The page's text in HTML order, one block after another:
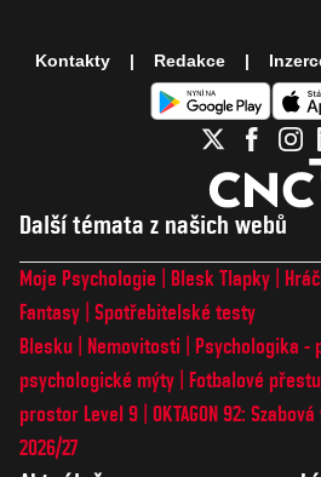
Další témata z našich webů
Moje Psychologie Blesk Tlapky
Fantasy Spotřebitelské testy
Blesku
Nemovitosti
Psychologika -
psychologické mýty
Fotbalové
prostor Level 9 OKTAGON 92:
2026/27
Kontakty Redakce